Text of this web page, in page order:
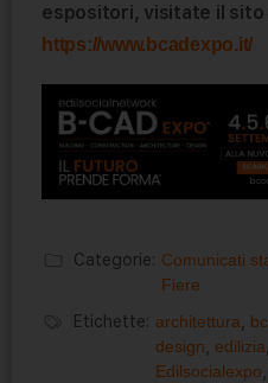
espositori, visitate il sito
https://www.bcadexpo.it/
Categorie: Comunicati
Fiere
Etichette: architettura,
design, edilizia
Edilsocialexpo,